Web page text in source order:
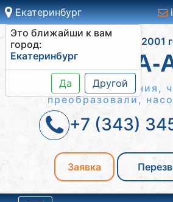
Екатеринбург
Это ближайши к вам
город:
Екатеринбург
Да Другой
Работаем с 2001
СИСТЕМА-
Шкафы управления,
преобразовали,
+7 (343)
Заявка